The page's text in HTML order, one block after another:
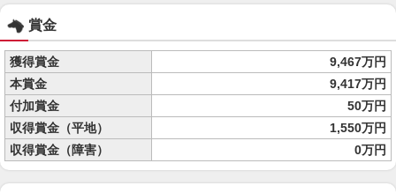
賞金
獲得賞金
9,467万円
本賞金
9,417万円
付加賞金
50万円
収得賞金（平地）
1,550万円
収得賞金（障害）
0万円